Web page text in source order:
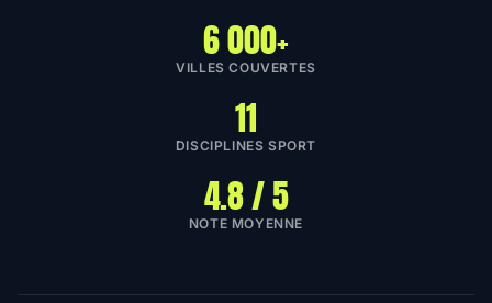
6 000+
VILLES COUVERTES
11
DISCIPLINES SPORT
4.8 / 5
NOTE MOYENNE